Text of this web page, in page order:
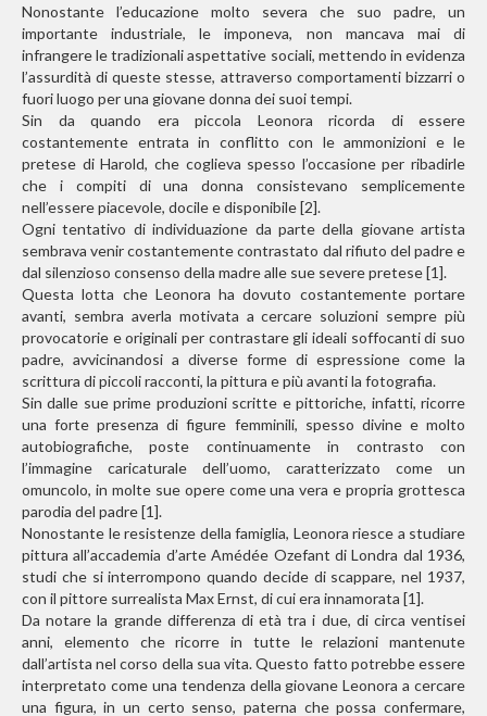
Nonostante l’educazione molto severa che suo padre, un
importante industriale, le imponeva, non mancava mai di
infrangere le tradizionali aspettative sociali, mettendo in evidenza
l’assurdità di queste stesse, attraverso comportamenti bizzarri o
fuori luogo per una giovane donna dei suoi tempi.
Sin da quando era piccola Leonora ricorda di essere
costantemente entrata in conflitto con le ammonizioni e le
pretese di Harold, che coglieva spesso l’occasione per ribadirle
che i compiti di una donna consistevano semplicemente
nell’essere piacevole, docile e disponibile [2].
Ogni tentativo di individuazione da parte della giovane artista
sembrava venir costantemente contrastato dal rifiuto del padre e
dal silenzioso consenso della madre alle sue severe pretese [1].
Questa lotta che Leonora ha dovuto costantemente portare
avanti, sembra averla motivata a cercare soluzioni sempre più
provocatorie e originali per contrastare gli ideali soffocanti di suo
padre, avvicinandosi a diverse forme di espressione come la
scrittura di piccoli racconti, la pittura e più avanti la fotografia.
Sin dalle sue prime produzioni scritte e pittoriche, infatti, ricorre
una forte presenza di figure femminili, spesso divine e molto
autobiografiche, poste continuamente in contrasto con
l’immagine caricaturale dell’uomo, caratterizzato come un
omuncolo, in molte sue opere come una vera e propria grottesca
parodia del padre [1].
Nonostante le resistenze della famiglia, Leonora riesce a studiare
pittura all’accademia d’arte Amédée Ozefant di Londra dal 1936,
studi che si interrompono quando decide di scappare, nel 1937,
con il pittore surrealista Max Ernst, di cui era innamorata [1].
Da notare la grande differenza di età tra i due, di circa ventisei
anni, elemento che ricorre in tutte le relazioni mantenute
dall’artista nel corso della sua vita. Questo fatto potrebbe essere
interpretato come una tendenza della giovane Leonora a cercare
una figura, in un certo senso, paterna che possa confermare,